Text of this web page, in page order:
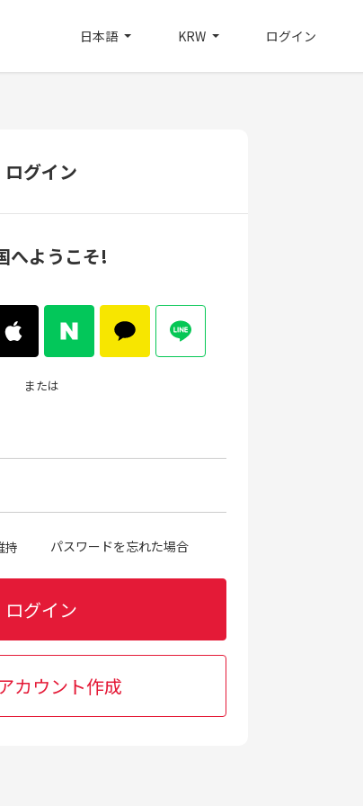
日本語 KRW ログイン
ログイン
へようこそ!
または
持 パスワードを忘れた場合
ログイン
カウント作成